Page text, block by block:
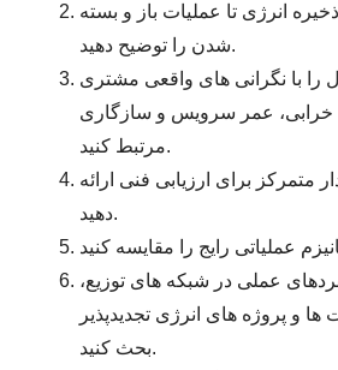
ذخیره انرژی تا عملیات باز و بسته
شدن را توضیح دهید.
با نگرانی های واقعی مشتری
خرابی، عمر سرویس و سازگاری
مرتبط کنید.
برای ارزیابی فنی ارائه
دهید.
عملی در شبکه های توزیع،
ها و پروژه های انرژی تجدیدپذیر
بحث کنید.